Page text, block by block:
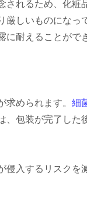
されるため、化粧
しいものになっ
に耐えることがで
められます。 細
、包装が完了した
侵入するリスクを